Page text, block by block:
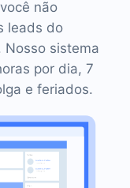
não
leads do
Nosso sistema
por dia, 7
e feriados.